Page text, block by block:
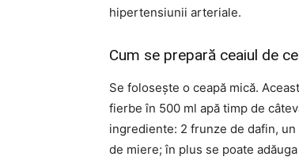
hipertensiunii arteriale.
Cum se prepară ceaiul de
Se folosește o ceapă mică.
fierbe în 500 ml apă timp de
ingrediente: 2 frunze de dafin,
de miere; în plus se poate